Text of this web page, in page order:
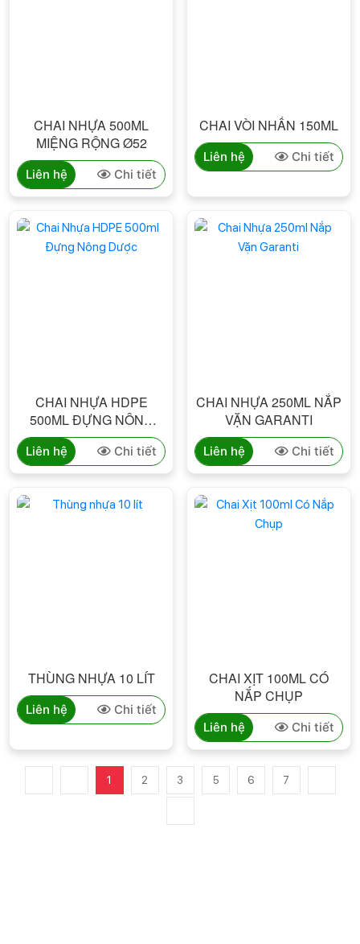
CHAI NHỰA 500ML
MIỆNG RỘNG Ø52
Liên hệ Chi tiết
CHAI VÒI NHẤN 150ML
Liên hệ Chi tiết
CHAI NHỰA HDPE
500ML ĐỰNG NÔNG
DƯỢC
Liên hệ Chi tiết
CHAI NHỰA 250ML NẮP
VẶN GARANTI
Liên hệ Chi tiết
THÙNG NHỰA 10 LÍT
Liên hệ Chi tiết
CHAI XỊT 100ML CÓ
NẮP CHỤP
Liên hệ Chi tiết
1 2 3 5 6 7